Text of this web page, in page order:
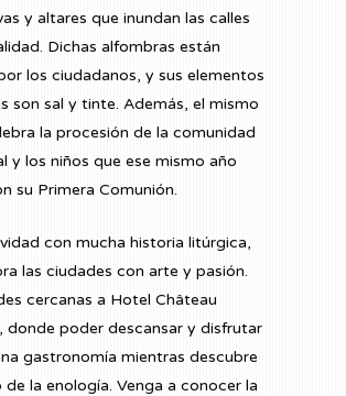
y altares que inundan las calles
Dichas alfombras están
los ciudadanos, y sus elementos
son sal y tinte. Además, el mismo
la procesión de la comunidad
y los niños que ese mismo año
su Primera Comunión.
con mucha historia litúrgica,
las ciudades con arte y pasión.
cercanas a Hotel Château
, donde poder descansar y disfrutar
gastronomía mientras descubre
de la enología. Venga a conocer la